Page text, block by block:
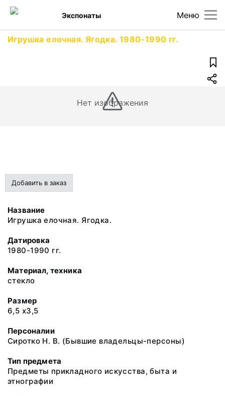
Меню
Экспонаты
Игрушка елочная. Ягодка. 1980-1990 гг.
Нет изображения
Добавить в заказ
Название
Игрушка елочная. Ягодка.
Датировка
1980-1990 гг.
Материал, техника
стекло
Размер
6,5 х3,5
Персоналии
Сиротко Н. В. (Бывшие владельцы-персоны)
Тип предмета
Предметы прикладного искусства, быта и
этнографии